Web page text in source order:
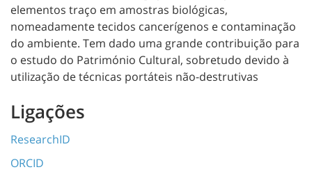
elementos traço em amostras biológicas,
nomeadamente tecidos cancerígenos e contaminação
do ambiente. Tem dado uma grande contribuição para
o estudo do Património Cultural, sobretudo devido à
utilização de técnicas portáteis não-destrutivas
Ligações
ResearchID
ORCID